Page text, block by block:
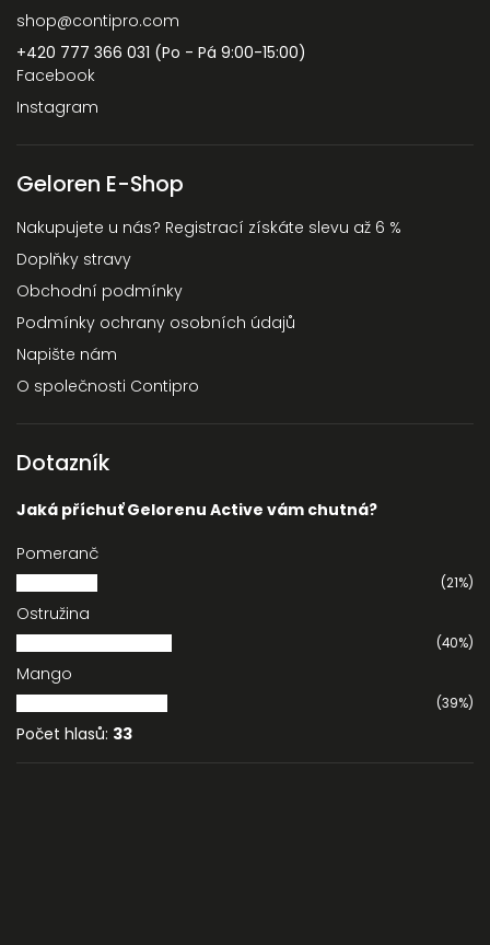
shop@contipro.com
+420 777 366 031 (Po - Pá 9:00-15:00)
Facebook
Instagram
Geloren E-Shop
Nakupujete u nás? Registrací získáte slevu až 6 %
Doplňky stravy
Obchodní podmínky
Podmínky ochrany osobních údajů
Napište nám
O společnosti Contipro
Dotazník
Jaká příchuť Gelorenu Active vám chutná?
Pomeranč
(21%)
Ostružina
(40%)
Mango
(39%)
Počet hlasů: 33